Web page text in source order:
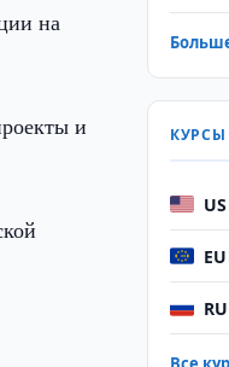
на
и
КУРСЫ